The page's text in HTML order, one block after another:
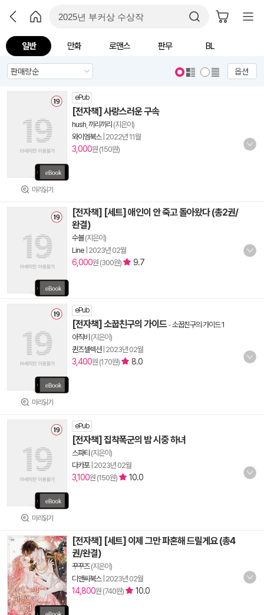
일반 만화 로맨스 판무 BL
옵션
미리읽기
ePub
[전자책] 사랑스러운 구속
hush 끼리끼리 (지은이)
와이엠북스| 2022년 11월
3,000원 (150원)
[전자책] [세트] 애인이 안 죽고 돌아왔다 (총2권/
완결)
수볼(지은이)
Line 2023년 02월
6,000원 (300원) 9.7
미리읽기
ePub
[전자책] 소꿉친구의 가이드 -소꿉친구의 가이드 1
아직비 (지은이)
퀸즈셀렉션| 2023년 02월
3,400원 (170원) 8.0
미리읽기
ePub
[전자책] 집착폭군의 밤 시중 하녀
스파티 (지은이)
다카포| 2023년 02월
3,100원 (150원) 10.0
[전자책] [세트] 이제 그만 파혼해 드릴게요 (총4
권/완결)
꾸꾸즈(지은이)
디앤씨북스| 2023년 02월
14,800원 (740원) 10.0